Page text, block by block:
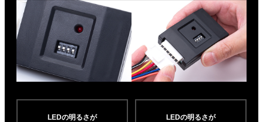
LEDの明るさが
LEDの明るさが